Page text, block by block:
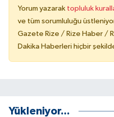
Yorum yazarak topluluk
ve tüm sorumluluğu
Gazete Rize / Rize Haber /
Dakika Haberleri hiçbir
Yükleniyor...